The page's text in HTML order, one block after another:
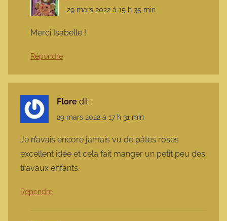
29 mars 2022 à 15 h 35 min
Merci Isabelle !
Répondre
Flore dit :
29 mars 2022 à 17 h 31 min
Je n’avais encore jamais vu de pâtes roses
excellent idée et cela fait manger un petit peu des
travaux enfants.
Répondre